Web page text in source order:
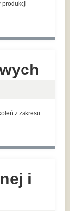
produkcji
z zakresu
i